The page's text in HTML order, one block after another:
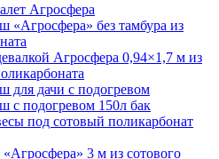
Агросфера
«Агросфера» без тамбура из
Агросфера 0,94×1,7 м из
для дачи с подогревом
с подогревом 150л бак
под сотовый поликарбонат
3 м из сотового